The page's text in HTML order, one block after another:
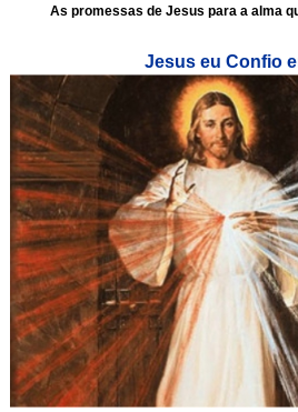
As promessas de Jesus para a alma
Jesus eu Confio